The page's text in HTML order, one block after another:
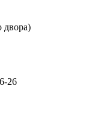
двора)
26